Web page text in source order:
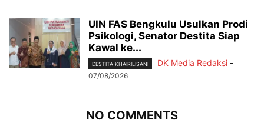
UIN FAS Bengkulu Usulkan Prodi
Psikologi, Senator Destita Siap
Kawal ke...
DESTITA KHAIRILISANI DK Media Redaksi -
07/08/2026
NO COMMENTS